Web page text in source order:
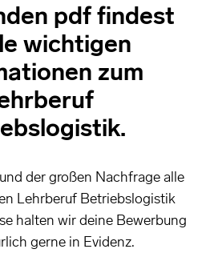
pdf findest
wichtigen
zum
der großen Nachfrage alle
Lehrberuf Betriebslogistik
halten wir deine Bewerbung
gerne in Evidenz.